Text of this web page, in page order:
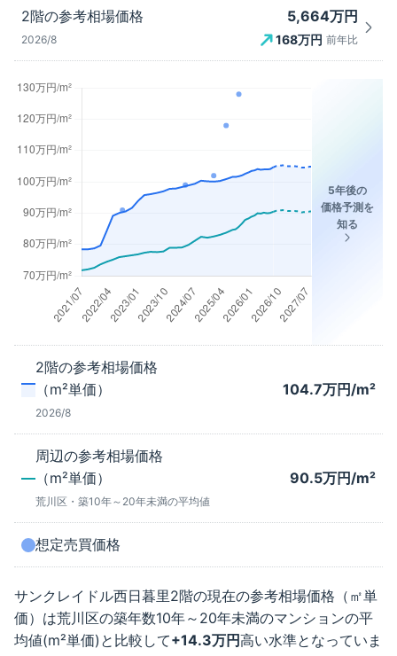
2階の参考相場価格
2026/8
5,664万円
168万円 前年比
5年後の
価格予測を
知る
2階の参考相場価格
（m²単価）
2026/8
104.7万円/m²
周辺の参考相場価格
（m²単価）
荒川区 ・築10年～20年未満の平均値
90.5万円/m²
想定売買価格
サンクレイドル西日暮里2階の現在の参考相場価格（㎡単
価）は荒川区の築年数10年～20年未満のマンションの平
均値(m²単価)と比較して+14.3万円高い水準となっていま